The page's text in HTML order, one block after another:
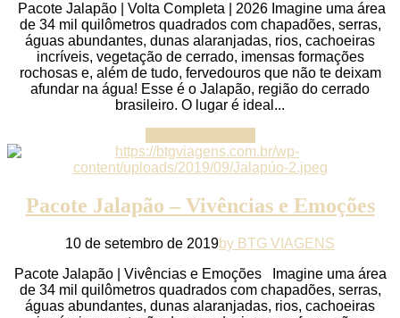
Pacote Jalapão | Volta Completa | 2026 Imagine uma área
de 34 mil quilômetros quadrados com chapadões, serras,
águas abundantes, dunas alaranjadas, rios, cachoeiras
incríveis, vegetação de cerrado, imensas formações
rochosas e, além de tudo, fervedouros que não te deixam
afundar na água! Esse é o Jalapão, região do cerrado
brasileiro. O lugar é ideal...
Pacote Jalapão – Vivências e Emoções
10 de setembro de 2019by BTG VIAGENS
Pacote Jalapão | Vivências e Emoções Imagine uma área
de 34 mil quilômetros quadrados com chapadões, serras,
águas abundantes, dunas alaranjadas, rios, cachoeiras